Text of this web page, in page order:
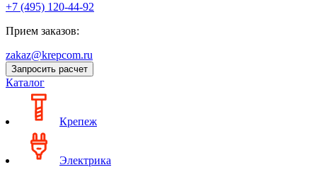
+7 (495) 120-44-92
Прием заказов:
zakaz@krepcom.ru
Запросить расчет
Каталог
Крепеж
Электрика